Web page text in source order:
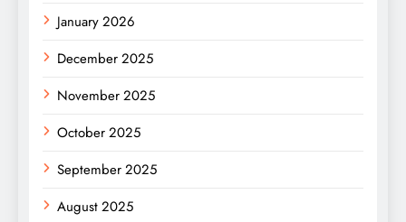
January 2026
December 2025
November 2025
October 2025
September 2025
August 2025